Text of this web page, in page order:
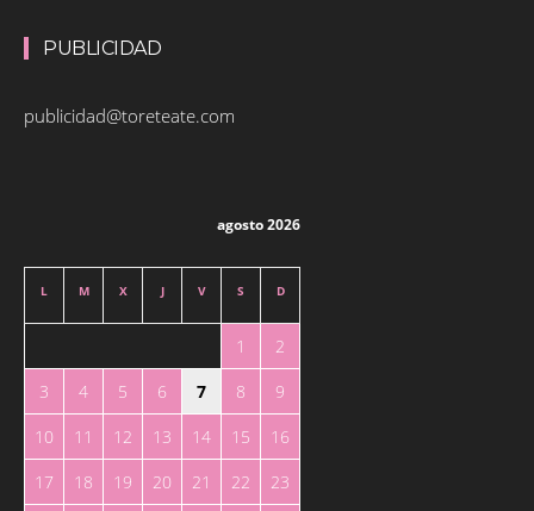
PUBLICIDAD
publicidad@toreteate.com
agosto 2026
L M X J V S D
1
2
3
4 5 6 7 8
9
10
11 12 13 14 15
16
17
18 19 20 21 22 23